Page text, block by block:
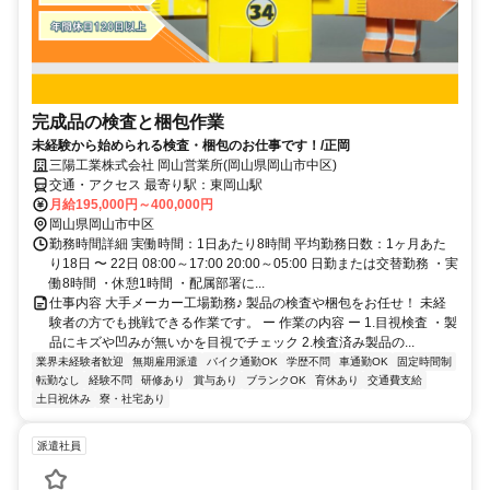
完成品の検査と梱包作業
未経験から始められる検査・梱包のお仕事です！/正岡
三陽工業株式会社 岡山営業所(岡山県岡山市中区)
交通・アクセス 最寄り駅：東岡山駅
月給195,000円～400,000円
岡山県岡山市中区
勤務時間詳細 実働時間：1日あたり8時間 平均勤務日数：1ヶ月あた
り18日 〜 22日 08:00～17:00 20:00～05:00 日勤または交替勤務 ・実
働8時間 ・休憩1時間 ・配属部署に...
仕事内容 大手メーカー工場勤務♪ 製品の検査や梱包をお任せ！ 未経
験者の方でも挑戦できる作業です。 ー 作業の内容 ー 1.目視検査 ・製
品にキズや凹みが無いかを目視でチェック 2.検査済み製品の...
業界未経験者歓迎 無期雇用派遣 バイク通勤OK 学歴不問 車通勤OK
固定時間制
転勤なし
経験不問 研修あり 賞与あり ブランクOK 育休あり
交通費支給
土日祝休み
寮・社宅あり
派遣社員